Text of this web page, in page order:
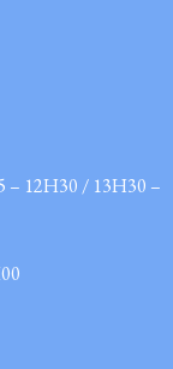
12H30 / 13H30 –